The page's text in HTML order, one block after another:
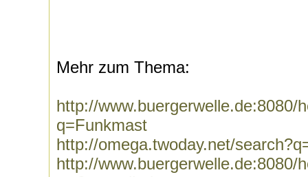
Mehr zum Thema:
http://www.buergerwelle.de:8080/
q=Funkmast
http://omega.twoday.net/
http://www.buergerwelle.de:8080/